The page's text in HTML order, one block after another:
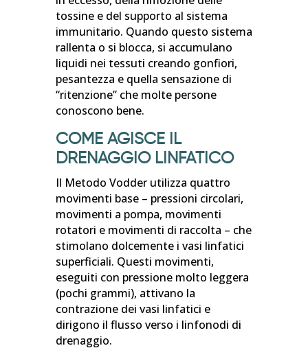
tossine e del supporto al sistema
immunitario. Quando questo sistema
rallenta o si blocca, si accumulano
liquidi nei tessuti creando gonfiori,
pesantezza e quella sensazione di
“ritenzione” che molte persone
conoscono bene.
COME AGISCE IL
DRENAGGIO LINFATICO
Il Metodo Vodder utilizza quattro
movimenti base – pressioni circolari,
movimenti a pompa, movimenti
rotatori e movimenti di raccolta – che
stimolano dolcemente i vasi linfatici
superficiali. Questi movimenti,
eseguiti con pressione molto leggera
(pochi grammi), attivano la
contrazione dei vasi linfatici e
dirigono il flusso verso i linfonodi di
drenaggio.